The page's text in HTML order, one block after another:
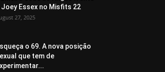
Joey Essex no Misfits 22
27, 2025
o 69. A nova posição
que tem de